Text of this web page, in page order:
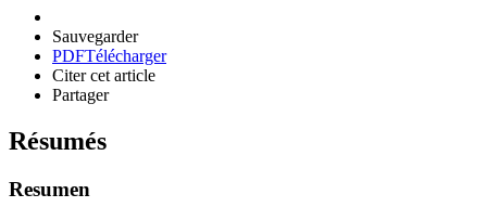
Sauvegarder
PDFTélécharger
Citer cet article
Partager
Résumés
Resumen